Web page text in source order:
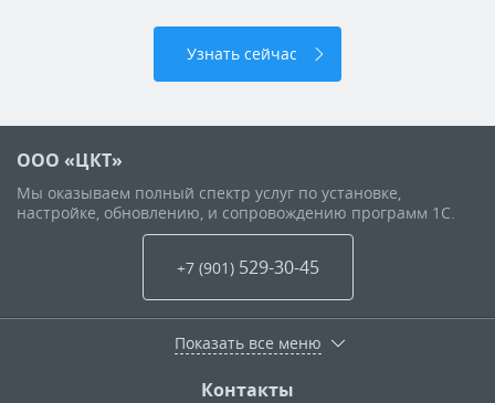
Узнать сейчас
ООО «ЦКТ»
Мы оказываем полный спектр услуг по установке,
настройке, обновлению, и сопровождению программ 1С.
+7 (901) 529-30-45
Показать все меню
Контакты